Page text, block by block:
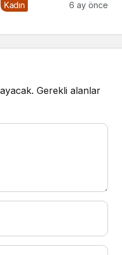
Genetik Kodları
Kadın 6 ay önce
Gerekli alanlar